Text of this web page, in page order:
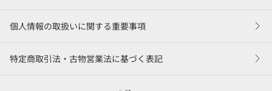
個人情報の取扱いに関する重要事項
特定商取引法・古物営業法に基づく表記